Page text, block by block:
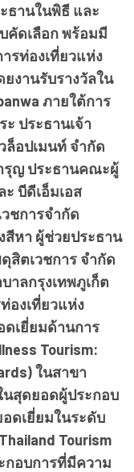
ธานในพิธี และ
คัดเลือก พร้อมมี
รท่องเที่ยวแห่ง
งานรับรางวัลใน
ภายใต้การ
ประธานเจ้า
ล็อปเมนท์ จำกัด
รุญ ประธานคณะผู้
ะ บีดีเอ็มเอส
วชการจำกัด
หา ผู้ช่วยประธาน
สิตเวชการ จำกัด
าลกรุงเทพภูเก็ต
องเที่ยวแห่ง
ดเยี่ยมด้านการ
Tourism:
ในสาขา
นสุดยอดผู้ประกอบ
ดเยี่ยมในระดับ
Tourism
กอบการที่มีความ